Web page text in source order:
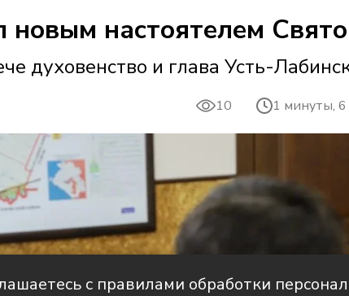
настоятелем
духовенство и глава Усть-
10 1 минуты, 6
с правилами обработки